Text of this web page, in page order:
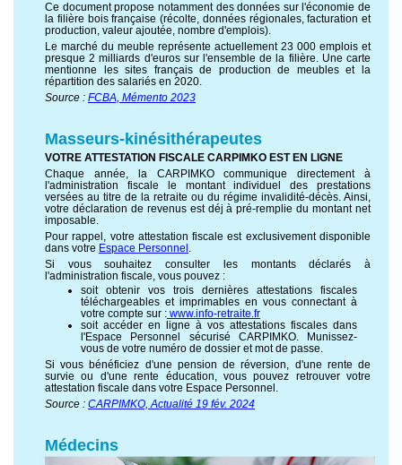
Ce document propose notamment des données sur l'économie de
la filière bois française (récolte, données régionales, facturation et
production, valeur ajoutée, nombre d'emplois).
Le marché du meuble représente actuellement 23 000 emplois et
presque 2 milliards d'euros sur l'ensemble de la filière. Une carte
mentionne les sites français de production de meubles et la
répartition des salariés en 2020.
Source : FCBA, Mémento 2023
Masseurs-kinésithérapeutes
VOTRE ATTESTATION FISCALE CARPIMKO EST EN LIGNE
Chaque année, la CARPIMKO communique directement à
l'administration fiscale le montant individuel des prestations
versées au titre de la retraite ou du régime invalidité-décès. Ainsi,
votre déclaration de revenus est déj à pré-remplie du montant net
imposable.
Pour rappel, votre attestation fiscale est exclusivement disponible
dans votre Espace Personnel .
Si vous souhaitez consulter les montants déclarés à
l'administration fiscale, vous pouvez :
soit obtenir vos trois dernières attestations fiscales
téléchargeables et imprimables en vous connectant à
votre compte sur : www.info-retraite.fr
soit accéder en ligne à vos attestations fiscales dans
l'Espace Personnel sécurisé CARPIMKO. Munissez-
vous de votre numéro de dossier et mot de passe.
Si vous bénéficiez d'une pension de réversion, d'une rente de
survie ou d'une rente éducation, vous pouvez retrouver votre
attestation fiscale dans votre Espace Personnel.
Source : CARPIMKO, Actualité 19 fév. 2024
Médecins